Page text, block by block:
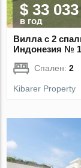
$ 33 033
в год
Вилла с 2
Индонезия №
Спален:2
Kibarer Property